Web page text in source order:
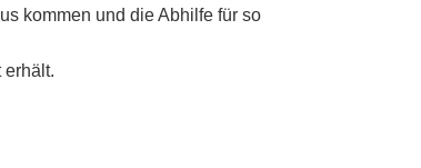
kommen und die Abhilfe für so
erhält.